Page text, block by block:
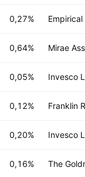
0,27%
0,64% Mirae
0,05% Invesco
0,12% Franklin
0,20% Invesco
0,16% The